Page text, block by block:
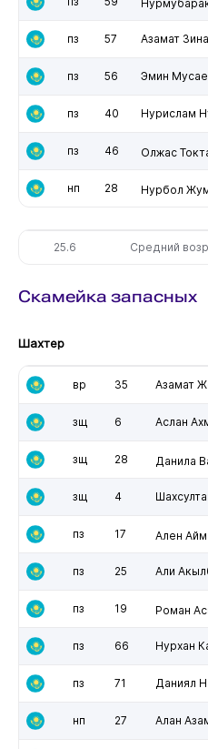
пз 57 Азамат
пз 56 Эмин
пз 40 Нурислам
пз 46 Олжас
нп 28 Нурбол
25.6 Средний
Скамейка запасных
Шахтер
вр 35 Азамат
зщ 6 Аслан
зщ 28 Данила
зщ 4
пз 17 Ален
пз 25 Али
пз 19 Роман
пз 66 Нурхан
пз 71 Даниял
нп 27 Алан